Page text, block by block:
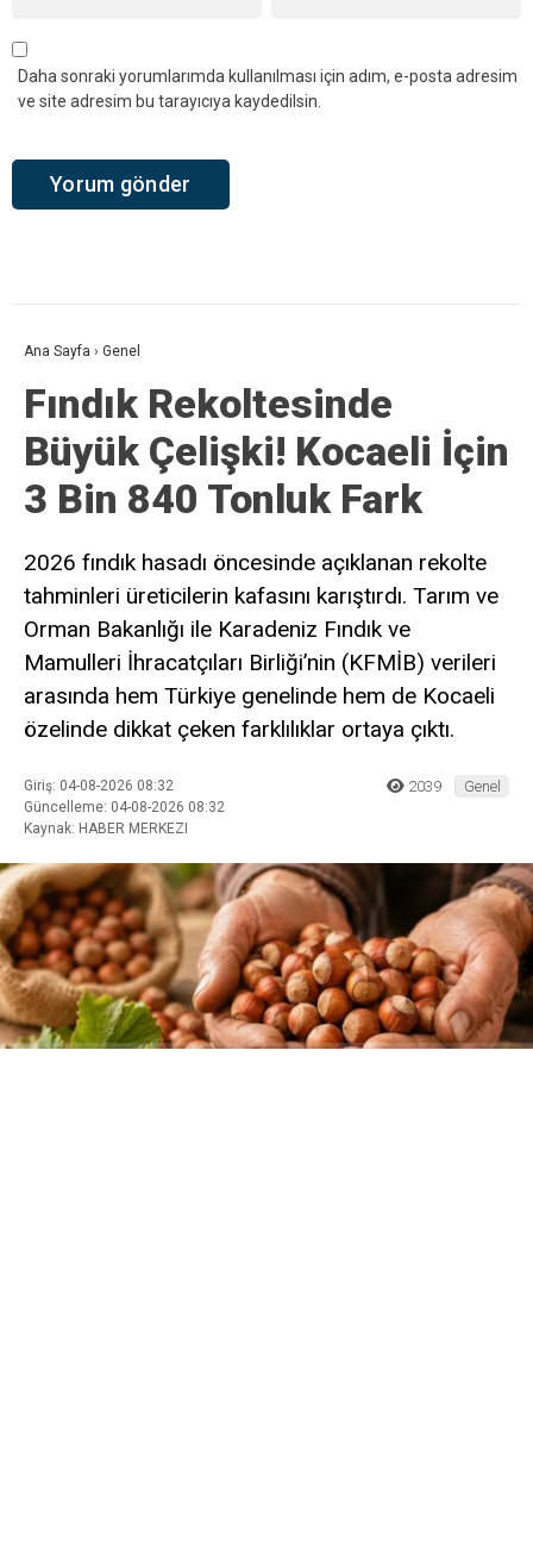
Daha sonraki yorumlarımda kullanılması için adım, e-posta adresim
ve site adresim bu tarayıcıya kaydedilsin.
Ana Sayfa › Genel
Fındık Rekoltesinde
Büyük Çelişki! Kocaeli İçin
3 Bin 840 Tonluk Fark
2026 fındık hasadı öncesinde açıklanan rekolte
tahminleri üreticilerin kafasını karıştırdı. Tarım ve
Orman Bakanlığı ile Karadeniz Fındık ve
Mamulleri İhracatçıları Birliği’nin (KFMİB) verileri
arasında hem Türkiye genelinde hem de Kocaeli
özelinde dikkat çeken farklılıklar ortaya çıktı.
Giriş: 04-08-2026 08:32
Güncelleme: 04-08-2026 08:32
Kaynak: HABER MERKEZI
2039 Genel